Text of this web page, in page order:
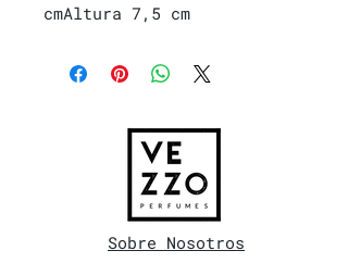
cmAltura 7,5 cm
Sobre Nosotros